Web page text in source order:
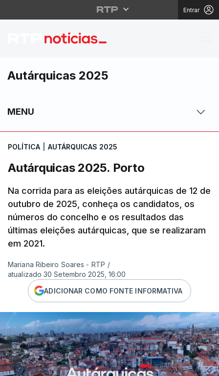
Entrar
Autárquicas 2025.
Autárquicas 2025
MENU
POLÍTICA AUTÁRQUICAS 2025
Autárquicas 2025. Porto
Na corrida para as eleições autárquicas de 12 de
outubro de 2025, conheça os candidatos, os
números do concelho e os resultados das
últimas eleições autárquicas, que se realizaram
em 2021.
Mariana Ribeiro Soares - RTP /
atualizado 30 Setembro 2025, 16:00
ADICIONAR COMO FONTE INFORMATIVA